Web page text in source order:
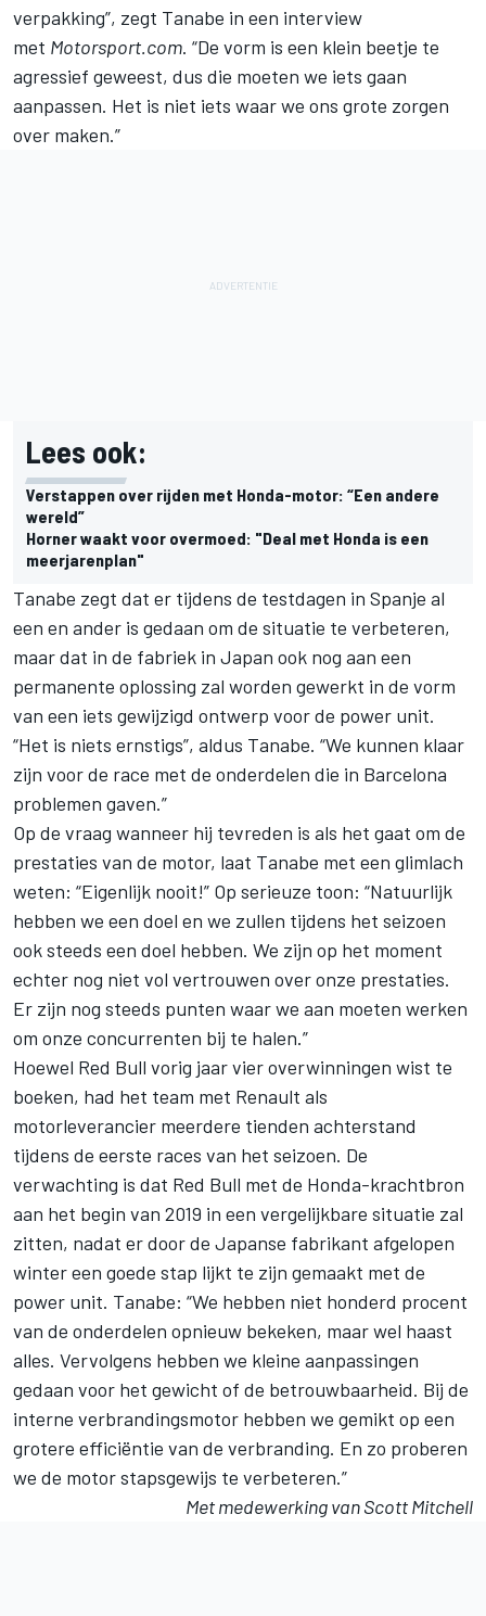
verpakking”, zegt Tanabe in een interview
met Motorsport.com. “De vorm is een klein beetje te
agressief geweest, dus die moeten we iets gaan
aanpassen. Het is niet iets waar we ons grote zorgen
over maken.”
Lees ook:
Verstappen over rijden met Honda-motor: “Een andere
wereld”
Horner waakt voor overmoed: "Deal met Honda is een
meerjarenplan"
Tanabe zegt dat er tijdens de testdagen in Spanje al
een en ander is gedaan om de situatie te verbeteren,
maar dat in de fabriek in Japan ook nog aan een
permanente oplossing zal worden gewerkt in de vorm
van een iets gewijzigd ontwerp voor de power unit.
“Het is niets ernstigs”, aldus Tanabe. “We kunnen klaar
zijn voor de race met de onderdelen die in Barcelona
problemen gaven.”
Op de vraag wanneer hij tevreden is als het gaat om de
prestaties van de motor, laat Tanabe met een glimlach
weten: “Eigenlijk nooit!” Op serieuze toon: “Natuurlijk
hebben we een doel en we zullen tijdens het seizoen
ook steeds een doel hebben. We zijn op het moment
echter nog niet vol vertrouwen over onze prestaties.
Er zijn nog steeds punten waar we aan moeten werken
om onze concurrenten bij te halen.”
Hoewel Red Bull vorig jaar vier overwinningen wist te
boeken, had het team met Renault als
motorleverancier meerdere tienden achterstand
tijdens de eerste races van het seizoen. De
verwachting is dat Red Bull met de Honda-krachtbron
aan het begin van 2019 in een vergelijkbare situatie zal
zitten, nadat er door de Japanse fabrikant afgelopen
winter een goede stap lijkt te zijn gemaakt met de
power unit. Tanabe: “We hebben niet honderd procent
van de onderdelen opnieuw bekeken, maar wel haast
alles. Vervolgens hebben we kleine aanpassingen
gedaan voor het gewicht of de betrouwbaarheid. Bij de
interne verbrandingsmotor hebben we gemikt op een
grotere efficiëntie van de verbranding. En zo proberen
we de motor stapsgewijs te verbeteren.”
Met medewerking van Scott Mitchell